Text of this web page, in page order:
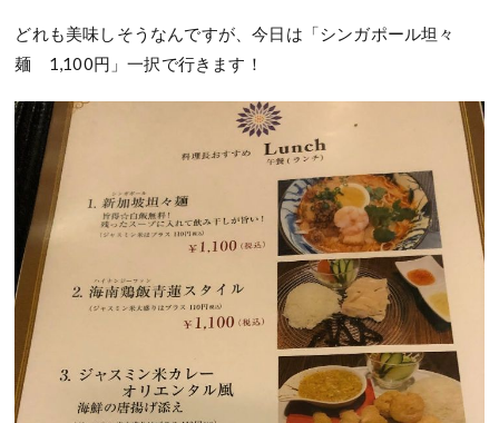
どれも美味しそうなんですが、今日は「シンガポール坦々
麺 1,100円」一択で行きます！